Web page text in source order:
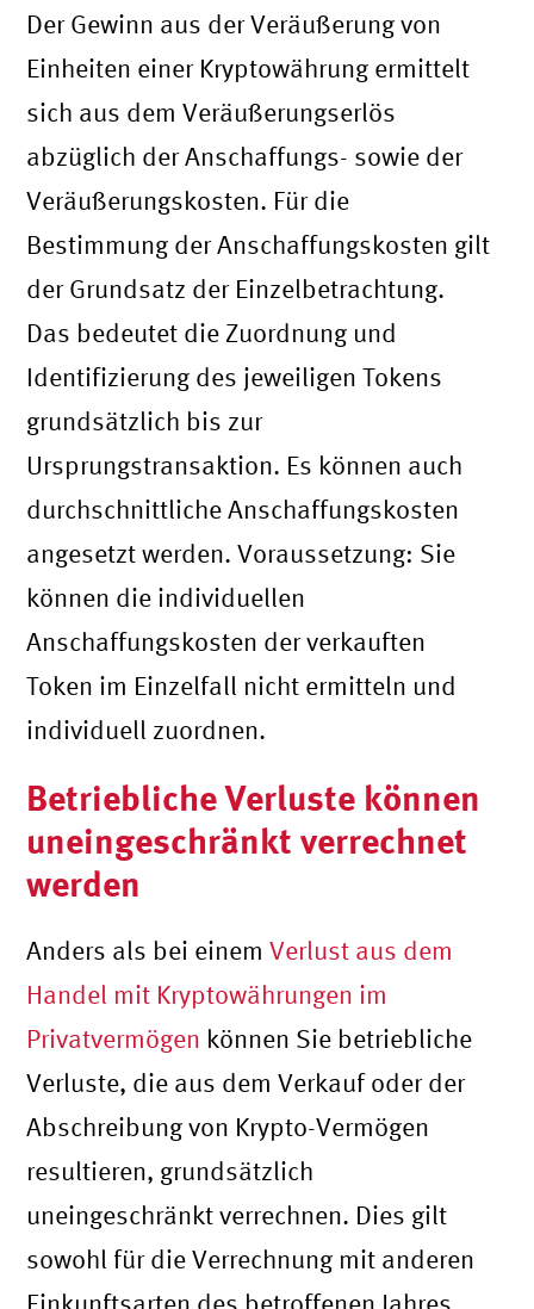
Der Gewinn aus der Veräußerung von
Einheiten einer Kryptowährung ermittelt
sich aus dem Veräußerungserlös
abzüglich der Anschaffungs- sowie der
Veräußerungskosten. Für die
Bestimmung der Anschaffungskosten gilt
der Grundsatz der Einzelbetrachtung.
Das bedeutet die Zuordnung und
Identifizierung des jeweiligen Tokens
grundsätzlich bis zur
Ursprungstransaktion. Es können auch
durchschnittliche Anschaffungskosten
angesetzt werden. Voraussetzung: Sie
können die individuellen
Anschaffungskosten der verkauften
Token im Einzelfall nicht ermitteln und
individuell zuordnen.
Betriebliche Verluste können
uneingeschränkt verrechnet
werden
Anders als bei einemVerlust aus dem
Handel mit Kryptowährungen im
Privatvermögen können Sie betriebliche
Verluste, die aus dem Verkauf oder der
Abschreibung von Krypto-Vermögen
resultieren, grundsätzlich
uneingeschränkt verrechnen. Dies gilt
sowohl für die Verrechnung mit anderen